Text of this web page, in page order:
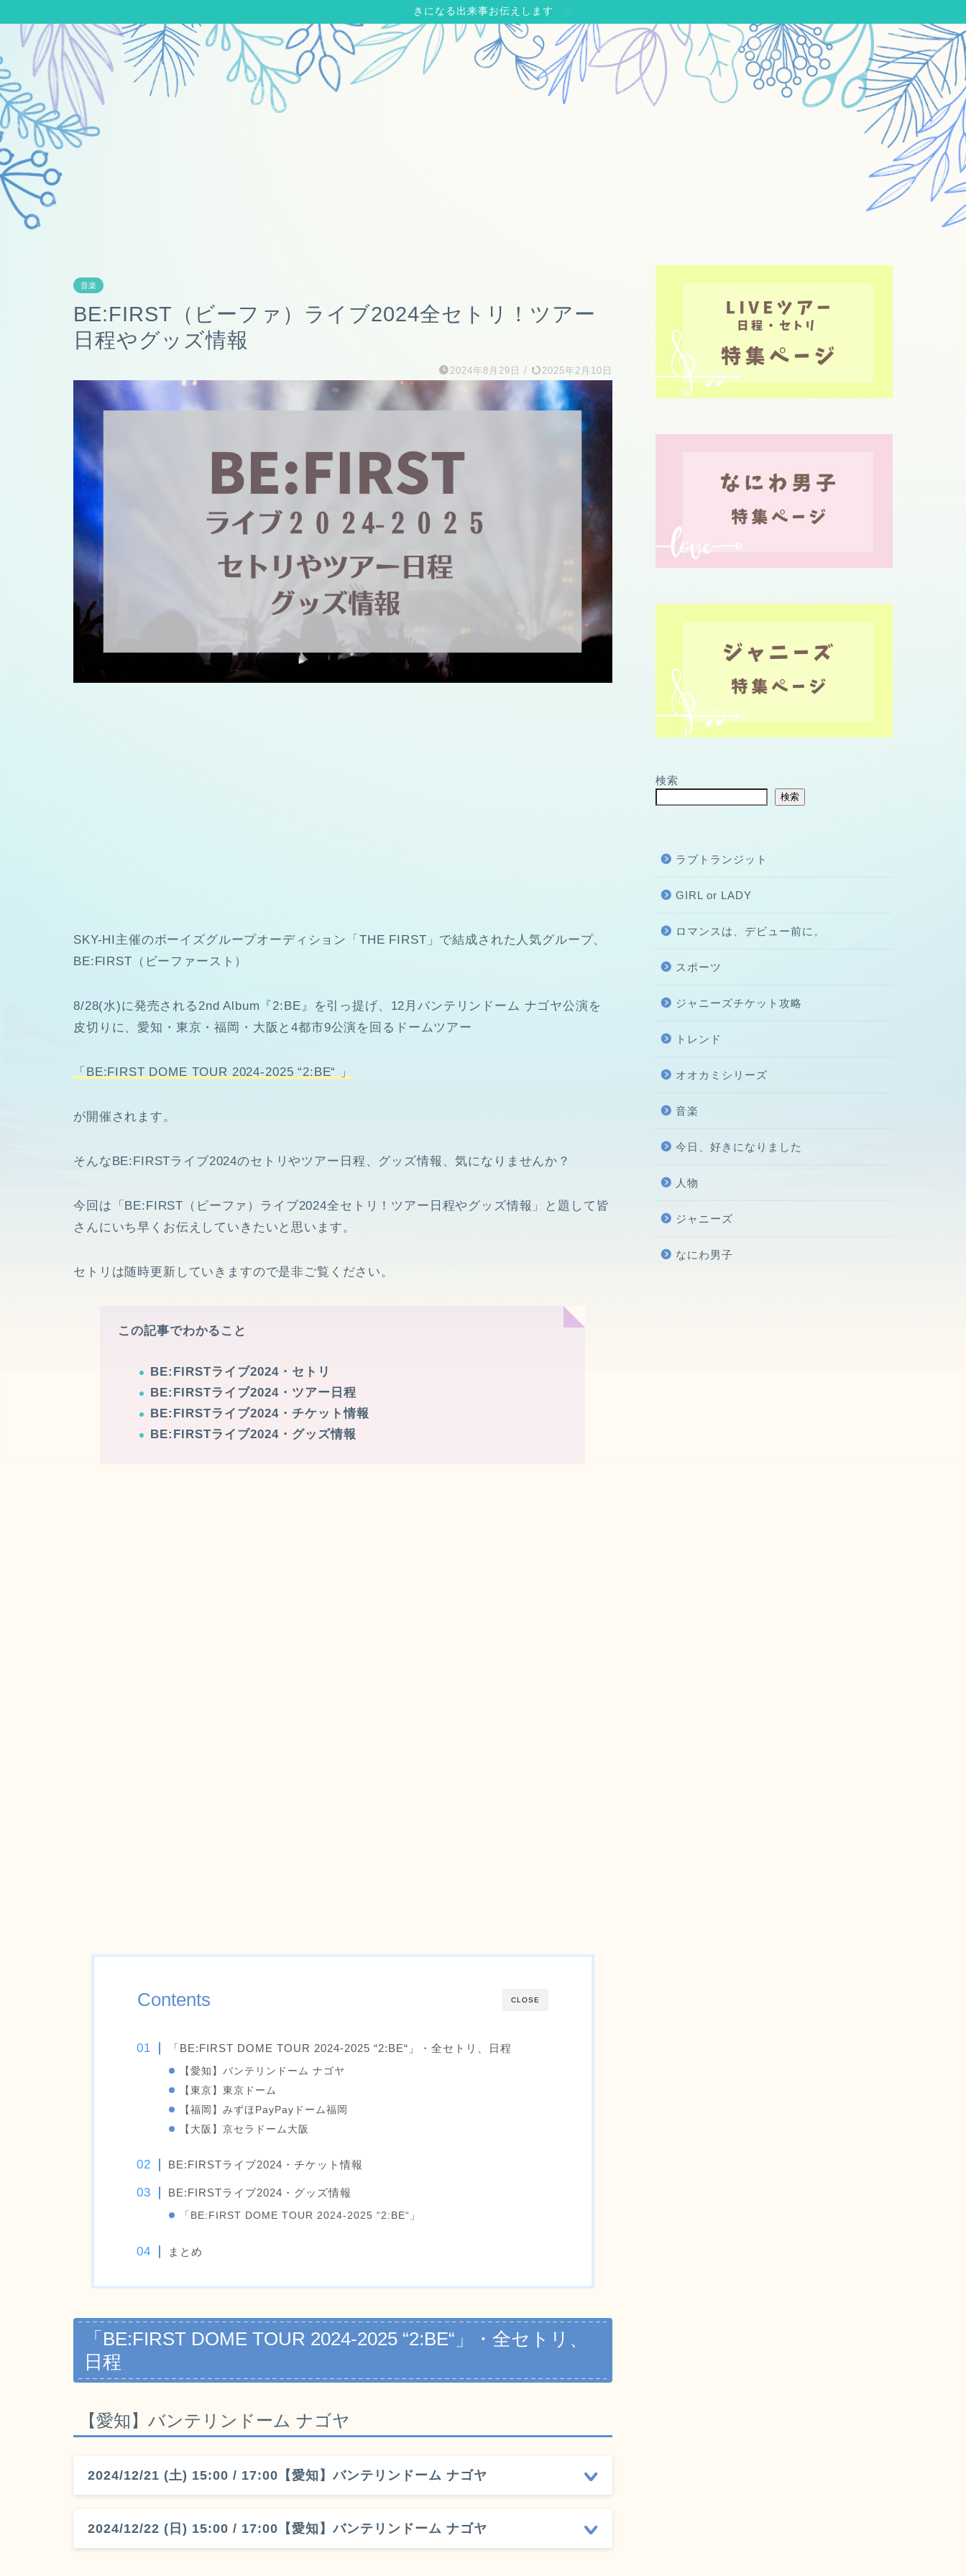
きになる出来事お伝えします
音楽
BE:FIRST（ビーファ）ライブ2024全セトリ！ツアー
日程やグッズ情報
2024年8月29日 / 2025年2月10日
SKY-HI主催のボーイズグループオーディション「THE FIRST」で結成された人気グループ、
BE:FIRST（ビーファースト）
8/28(水)に発売される2nd Album『2:BE』を引っ提げ、12月バンテリンドーム ナゴヤ公演を
皮切りに、愛知・東京・福岡・大阪と4都市9公演を回るドームツアー
「BE:FIRST DOME TOUR 2024-2025 “2:BE“ 」
が開催されます。
そんなBE:FIRSTライブ2024のセトリやツアー日程、グッズ情報、気になりませんか？
今回は「BE:FIRST（ビーファ）ライブ2024全セトリ！ツアー日程やグッズ情報」と題して皆
さんにいち早くお伝えしていきたいと思います。
セトリは随時更新していきますので是非ご覧ください。
この記事でわかること
BE:FIRSTライブ2024・セトリ
BE:FIRSTライブ2024・ツアー日程
BE:FIRSTライブ2024・チケット情報
BE:FIRSTライブ2024・グッズ情報
CLOSE
Contents
「BE:FIRST DOME TOUR 2024-2025 “2:BE“」・全セトリ、日程
【愛知】バンテリンドーム ナゴヤ
【東京】東京ドーム
【福岡】みずほPayPayドーム福岡
【大阪】京セラドーム大阪
BE:FIRSTライブ2024・チケット情報
BE:FIRSTライブ2024・グッズ情報
「BE:FIRST DOME TOUR 2024-2025 “2:BE“」
まとめ
「BE:FIRST DOME TOUR 2024-2025 “2:BE“」・全セトリ、
日程
【愛知】バンテリンドーム ナゴヤ
2024/12/21 (土) 15:00 / 17:00【愛知】バンテリンドーム ナゴヤ
2024/12/22 (日) 15:00 / 17:00【愛知】バンテリンドーム ナゴヤ
検索
検索
ラブトランジット
GIRL or LADY
ロマンスは、デビュー前に。
スポーツ
ジャニーズチケット攻略
トレンド
オオカミシリーズ
音楽
今日、好きになりました
人物
ジャニーズ
なにわ男子